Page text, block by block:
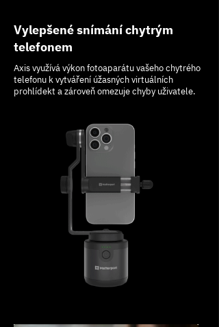
Vylepšené snímání chytrým
telefonem
Axis využívá výkon fotoaparátu vašeho chytrého
telefonu k vytváření úžasných virtuálních
prohlídekt a zároveň omezuje chyby uživatele.